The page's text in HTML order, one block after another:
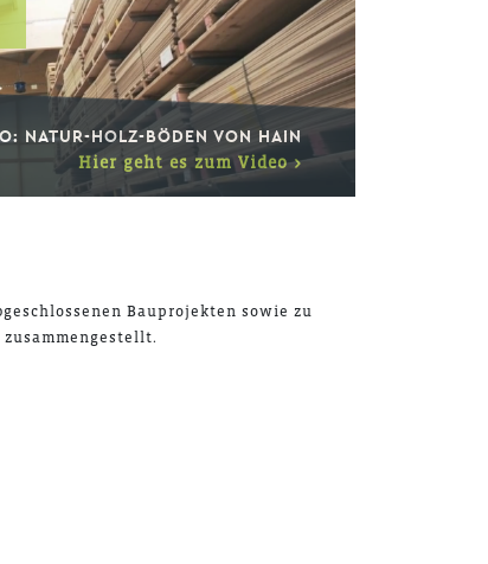
NATUR-HOLZ-BÖDEN VON HAIN
Hier geht es zum Video >
Bauprojekten sowie zu